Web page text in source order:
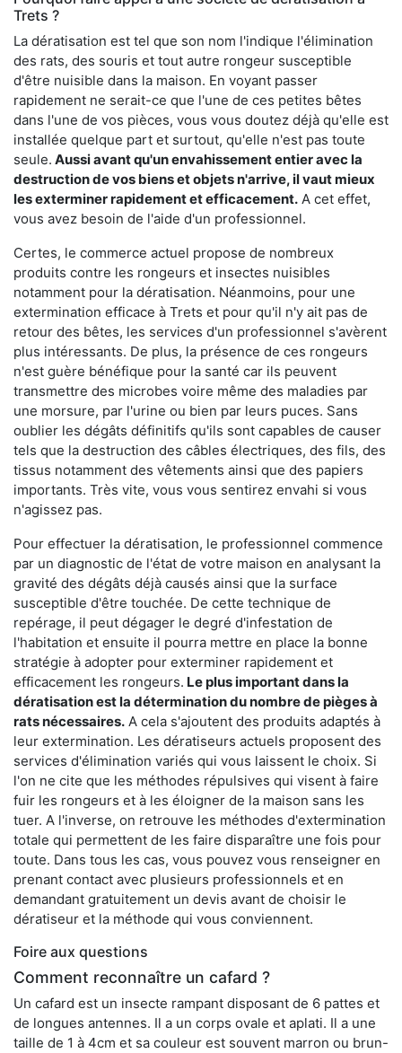
Trets ?
La dératisation est tel que son nom l'indique l'élimination
des rats, des souris et tout autre rongeur susceptible
d'être nuisible dans la maison. En voyant passer
rapidement ne serait-ce que l'une de ces petites bêtes
dans l'une de vos pièces, vous vous doutez déjà qu'elle est
installée quelque part et surtout, qu'elle n'est pas toute
seule. Aussi avant qu'un envahissement entier avec la
destruction de vos biens et objets n'arrive, il vaut mieux
les exterminer rapidement et efficacement. A cet effet,
vous avez besoin de l'aide d'un professionnel.
Certes, le commerce actuel propose de nombreux
produits contre les rongeurs et insectes nuisibles
notamment pour la dératisation. Néanmoins, pour une
extermination efficace à Trets et pour qu'il n'y ait pas de
retour des bêtes, les services d'un professionnel s'avèrent
plus intéressants. De plus, la présence de ces rongeurs
n'est guère bénéfique pour la santé car ils peuvent
transmettre des microbes voire même des maladies par
une morsure, par l'urine ou bien par leurs puces. Sans
oublier les dégâts définitifs qu'ils sont capables de causer
tels que la destruction des câbles électriques, des fils, des
tissus notamment des vêtements ainsi que des papiers
importants. Très vite, vous vous sentirez envahi si vous
n'agissez pas.
Pour effectuer la dératisation, le professionnel commence
par un diagnostic de l'état de votre maison en analysant la
gravité des dégâts déjà causés ainsi que la surface
susceptible d'être touchée. De cette technique de
repérage, il peut dégager le degré d'infestation de
l'habitation et ensuite il pourra mettre en place la bonne
stratégie à adopter pour exterminer rapidement et
efficacement les rongeurs. Le plus important dans la
dératisation est la détermination du nombre de pièges à
rats nécessaires. A cela s'ajoutent des produits adaptés à
leur extermination. Les dératiseurs actuels proposent des
services d'élimination variés qui vous laissent le choix. Si
l'on ne cite que les méthodes répulsives qui visent à faire
fuir les rongeurs et à les éloigner de la maison sans les
tuer. A l'inverse, on retrouve les méthodes d'extermination
totale qui permettent de les faire disparaître une fois pour
toute. Dans tous les cas, vous pouvez vous renseigner en
prenant contact avec plusieurs professionnels et en
demandant gratuitement un devis avant de choisir le
dératiseur et la méthode qui vous conviennent.
Foire aux questions
Comment reconnaître un cafard ?
Un cafard est un insecte rampant disposant de 6 pattes et
de longues antennes. Il a un corps ovale et aplati. Il a une
taille de 1 à 4cm et sa couleur est souvent marron ou brun-